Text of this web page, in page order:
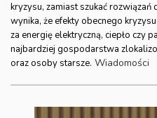
kryzysu, zamiast szukać rozwiązań
wynika, że efekty obecnego
za energię elektryczną, ciepło czy
najbardziej gospodarstwa
oraz osoby starsze. Wiadomości